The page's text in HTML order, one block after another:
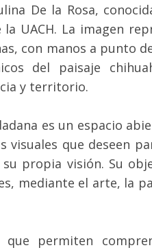
De la Rosa,
UACH. La imagen
con manos a punto
del paisaje
y territorio.
es un espacio
visuales que deseen
propia visión. Su
mediante el arte, la
que permiten